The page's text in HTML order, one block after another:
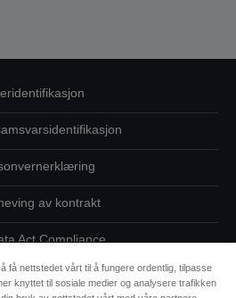
av kontrakt
Act Compliance
personopplysningene dine
få nettstedet vårt til å fungere ordentlig, tilpasse
knyttet til sosiale medier og analysere trafikken